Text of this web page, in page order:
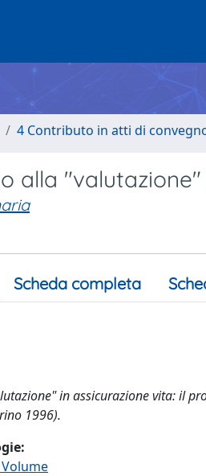
4 Contributo in atti di
alla
Scheda completa
in assicurazione vita: il
1996).